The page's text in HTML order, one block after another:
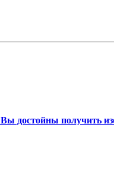
Вы достойны получить